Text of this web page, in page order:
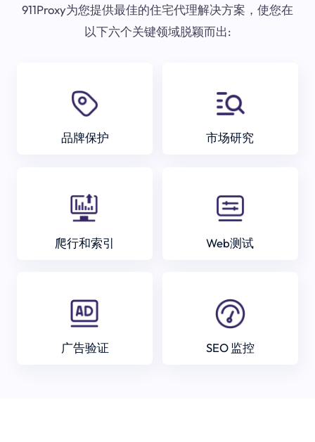
911Proxy为您提供最佳的住宅代理解决方案，使您在
以下六个关键领域脱颖而出:
品牌保护 市场研究
爬行和索引 Web测试
广告验证 SEO 监控